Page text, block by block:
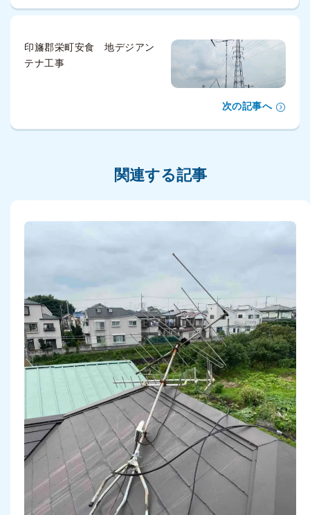
印旛郡栄町安食 地デジアン
テナ工事
次の記事へ
関連する記事